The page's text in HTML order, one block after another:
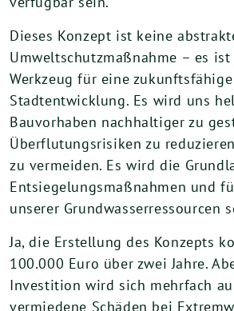
Dieses Konzept ist keine
Umweltschutzmaßnahme – es
Werkzeug für eine zukunftsfähige
Stadtentwicklung. Es wird uns
Bauvorhaben nachhaltiger zu
Überflutungsrisiken zu
zu vermeiden. Es wird die
Entsiegelungsmaßnahmen und
unserer Grundwasserressourcen
Ja, die Erstellung des Konzepts
100.000 Euro über zwei Jahre.
Investition wird sich mehrfach
vermiedene Schäden bei